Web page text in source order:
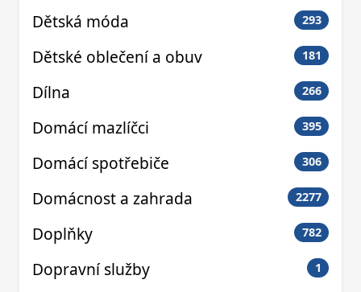
Dětská móda 293
Dětské oblečení a obuv 181
Dílna 266
Domácí mazlíčci 395
Domácí spotřebiče 306
Domácnost a zahrada 2277
Doplňky 782
Dopravní služby 1